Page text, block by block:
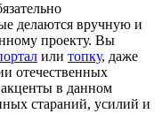
делаются вручную и
проекту. Вы
или топку, даже
отечественных
в данном
стараний, усилий и